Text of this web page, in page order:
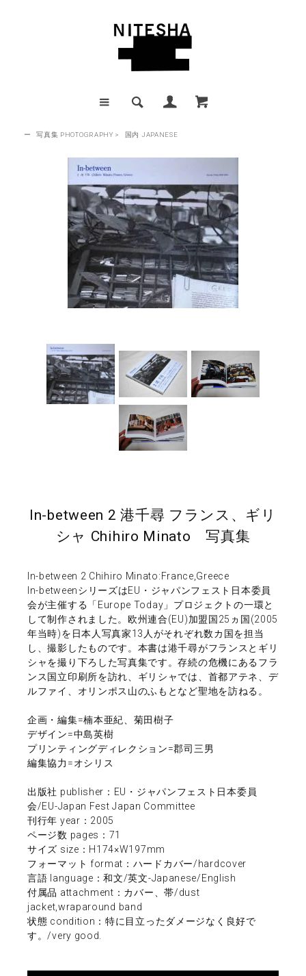
ー 写真集 PHOTOGRAPHY > 国内 JAPANESE
In-between 2 港千尋 フランス、ギリ
シャ Chihiro Minato 写真集
In-between 2 Chihiro Minato:France,Greece
In-betweenシリーズはEU・ジャパンフェスト日本委員
会が主催する「Europe Today」プロジェクトの一環と
して制作されました。欧州連合(EU)加盟国25ヵ国(2005
年当時)を日本人写真家13人がそれぞれ数カ国を担当
し、撮影したものです。本書は港千尋がフランスとギリ
シャを撮り下ろした写真集です。存続の危機にあるフラ
ンス国立印刷所を訪れ、ギリシャでは、首都アテネ、デ
ルファイ、オリンポス山のふもとなど聖地を訪ねる。
企画・編集=楠本亜紀、菊田樹子
デザイン=中島英樹
プリンティングディレクション=郡司三男
編集協力=オシリス
出版社 publisher：EU・ジャパンフェスト日本委員
会/EU-Japan Fest Japan Committee
刊行年 year：2005
ページ数 pages：71
サイズ size：H174×W197mm
フォーマット format：ハードカバー/hardcover
言語 language：和文/英文-Japanese/English
付属品 attachment：カバー、帯/dust
jacket,wraparound band
状態 condition：特に目立ったダメージなく良好で
す。/very good.